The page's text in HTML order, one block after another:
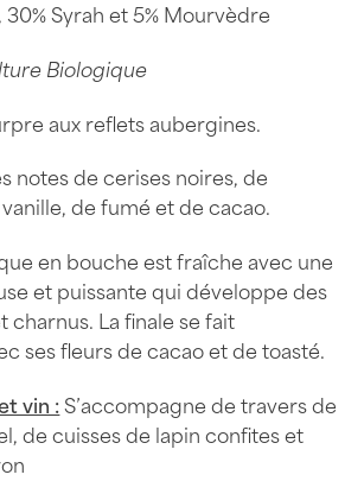
Syrah et 5% Mourvèdre
Biologique
aux reflets aubergines.
notes de cerises noires, de
de fumé et de cacao.
en bouche est fraîche avec une
et puissante qui développe des
charnus. La finale se fait
ses fleurs de cacao et de toasté.
vin :S’accompagne de travers de
de cuisses de lapin confites et